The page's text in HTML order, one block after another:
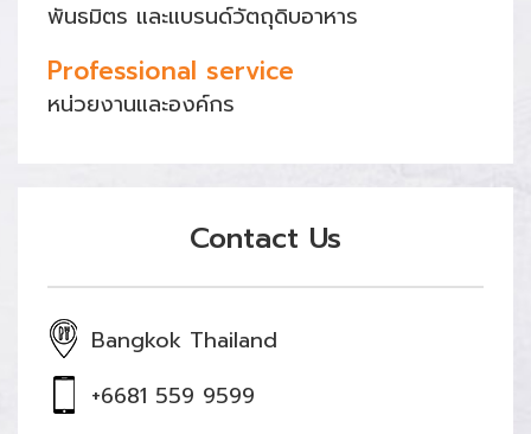
พันธมิตร และแบรนด์วัตถุดิบอาหาร
Professional service
หน่วยงานและองค์กร
Contact Us
Bangkok Thailand
+6681 559 9599